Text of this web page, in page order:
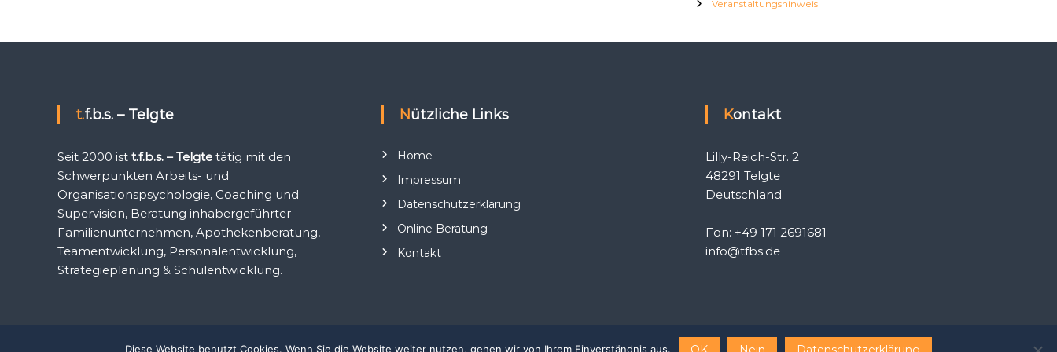
Veranstaltungshinweis
t.f.b.s. – Telgte
Seit 2000 istt.f.b.s. – Telgte tätig mit den
Schwerpunkten Arbeits- und
Organisationspsychologie, Coaching und
Supervision, Beratung inhabergeführter
Familienunternehmen, Apothekenberatung,
Teamentwicklung, Personalentwicklung,
Strategieplanung & Schulentwicklung.
Nützliche Links
Home
Impressum
Datenschutzerklärung
Online Beratung
Kontakt
Kontakt
Lilly-Reich-Str. 2
48291 Telgte
Deutschland
Fon: +49 171 2691681
info@tfbs.de
Diese Website benutzt Cookies. Wenn Sie die Website weiter nutzen, gehen wir von Ihrem Einverständnis aus.